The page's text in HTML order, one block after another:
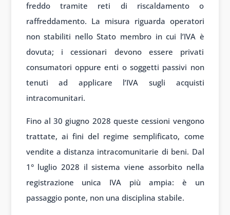
freddo tramite reti di riscaldamento o
raffreddamento. La misura riguarda operatori
non stabiliti nello Stato membro in cui l’IVA è
dovuta; i cessionari devono essere privati
consumatori oppure enti o soggetti passivi non
tenuti ad applicare l’IVA sugli acquisti
intracomunitari.
Fino al 30 giugno 2028 queste cessioni vengono
trattate, ai fini del regime semplificato, come
vendite a distanza intracomunitarie di beni. Dal
1° luglio 2028 il sistema viene assorbito nella
registrazione unica IVA più ampia: è un
passaggio ponte, non una disciplina stabile.